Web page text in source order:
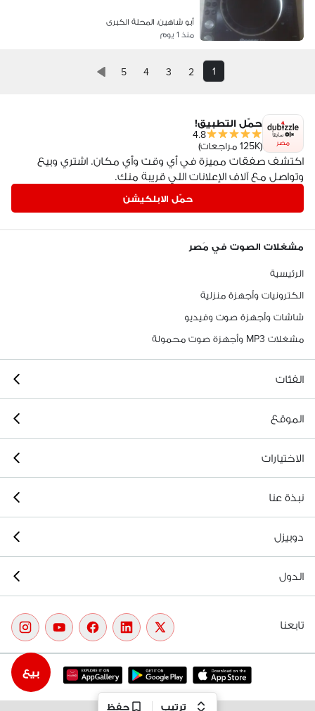
أبو شاهين، المحلة الكبرى
منذ 1 يوم
1
2
3
4
5
بيع
ترتيب حفظ
مصر
حمّل التطبيق!
4.8
(125K مراجعات)
اكتشف صفقات مميزة في أي وقت وأي مكان. اشتري وبيع
وتواصل مع آلاف الإعلانات اللي قريبة منك.
حمّل الابلكيشن
مشغلات الصوت في مَصر
الرئيسية
الكترونيات وأجهزة منزلية
شاشات وأجهزة صوت وفيديو
مشغلات MP3 وأجهزة صوت محمولة
الفئات
الموقع
الاختيارات
نبذة عنا
دوبيزل
الدول
تابعنا